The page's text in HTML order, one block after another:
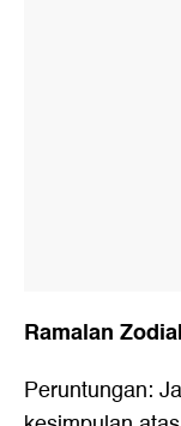
Ramalan
Peruntungan: